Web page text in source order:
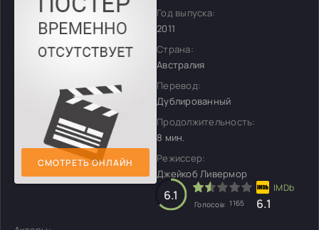
СМОТРЕТЬ ОНЛАЙН
Год выпуска:
2011
Страна:
Австралия
Перевод:
Дублированный
Продолжительность:
8 мин.
Режиссер:
Джейкоб Ливермор
6.1
Голосов: 1165 6.1